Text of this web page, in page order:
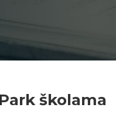
školama